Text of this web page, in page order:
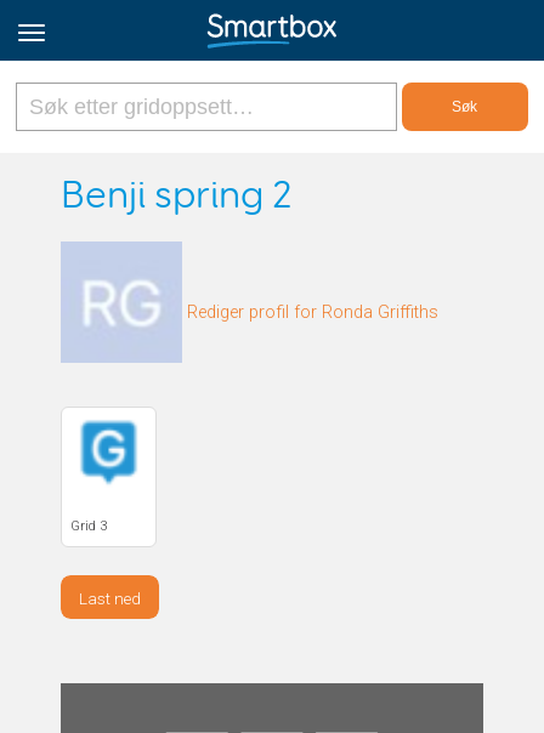
Online Grids
Registrer deg
Benji spring 2
Rediger profil for Ronda Griffiths
Grid 3
Last ned